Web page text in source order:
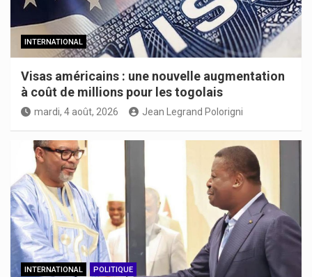
INTERNATIONAL
Visas américains : une nouvelle augmentation
à coût de millions pour les togolais
mardi, 4 août, 2026 Jean Legrand Polorigni
INTERNATIONAL POLITIQUE